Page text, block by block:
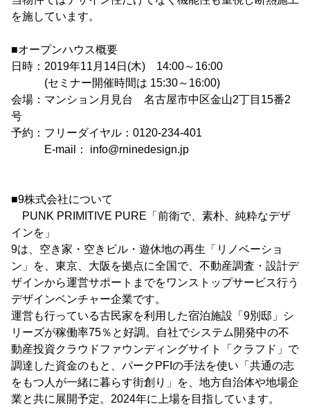
を施しています。
■オープンハウス概要
日時：2019年11月14日(木) 14:00～16:00
(セミナー開催時間は 15:30～16:00)
会場：マンション月見台 名古屋市中区金山2丁目15番2
号
予約：フリーダイヤル：0120-234-401
E-mail： info@rninedesign.jp
■9株式会社について
PUNK PRIMITIVE PURE「前衛で、素朴、純粋なデザ
インを」
9は、空き家・空きビル・遊休地の再生「リノベーショ
ン」を、東京、大阪を拠点に全国で、不動産調査・設計デ
ザインから運営サポートまでをワンストップサービス行う
デザインベンチャー企業です。
運営も行っている古民家を利用した宿泊施設「9別邸」シ
リーズが稼働率75％と好調。自社でシステム開発中の不
動産投資クラウドファウンディングサイト「クラフド」で
調達した資金のもと、パークPFIの手法を使い「共通の志
をもつ人が一緒に暮らす街創り」を、地方自治体や地場企
業と共に展開予定。2024年に上場を目指しています。